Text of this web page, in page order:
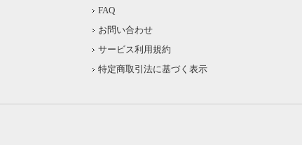
FAQ
お問い合わせ
サービス利用規約
特定商取引法に基づく表示